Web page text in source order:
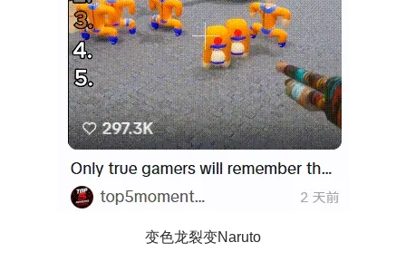
变色龙裂变Naruto